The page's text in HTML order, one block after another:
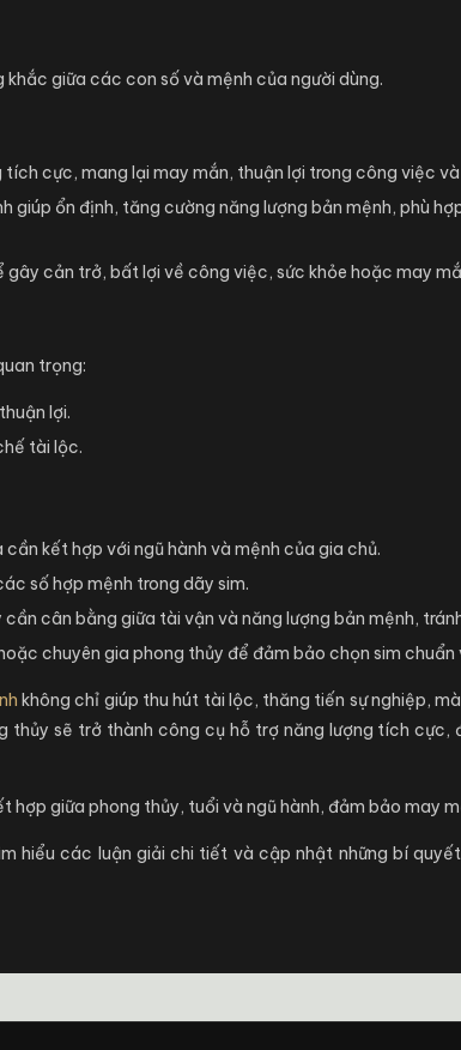
giữa các con số và mệnh của người dùng.
cực, mang lại may mắn, thuận lợi trong công việc
giúp ổn định, tăng cường năng lượng bản mệnh, phù
gây cản trở, bất lợi về công việc, sức khỏe hoặc may
trọng:
lợi.
tài lộc.
kết hợp với ngũ hành và mệnh của gia chủ.
số hợp mệnh trong dãy sim.
cân bằng giữa tài vận và năng lượng bản mệnh,
chuyên gia phong thủy để đảm bảo chọn sim chuẩn
không chỉ giúp thu hút tài lộc, thăng tiến sự nghiệp,
thủy sẽ trở thành công cụ hỗ trợ năng lượng tích cực,
hợp giữa phong thủy, tuổi và ngũ hành, đảm bảo may
hiểu các luận giải chi tiết và cập nhật những bí